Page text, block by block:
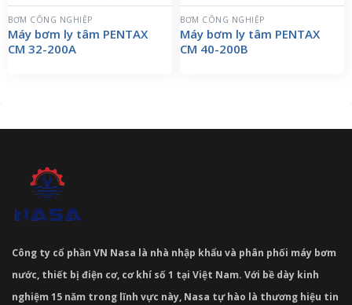
BƠM CÔNG NGHIỆP
Máy bơm ly tâm PENTAX
CM 32-200A
BƠM CÔNG NGHIỆP
Máy bơm ly tâm PENTAX
CM 40-200B
Công ty cổ phần VN Nasa là nhà nhập khẩu và phân phối máy bơm
nước, thiết bị điện cơ, cơ khí số 1 tại Việt Nam. Với bề dày kinh
nghiệm 15 năm trong lĩnh vực này, Nasa tự hào là thương hiệu tin